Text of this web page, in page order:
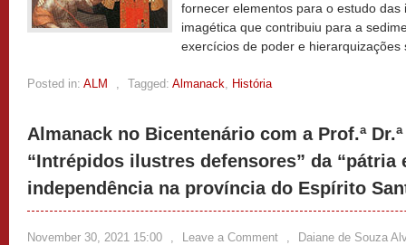
fornecer elementos para o estudo
imagética que contribuiu para a
exercícios de poder e
Posted in: ALM , Tagged: Almanack, História
Almanack no Bicentenário com a Prof.ª
“Intrépidos ilustres defensores” da “pátria
independência na província do Espírito
November 30, 2021 15:00 , Leave a Comment , Daiane de Souza